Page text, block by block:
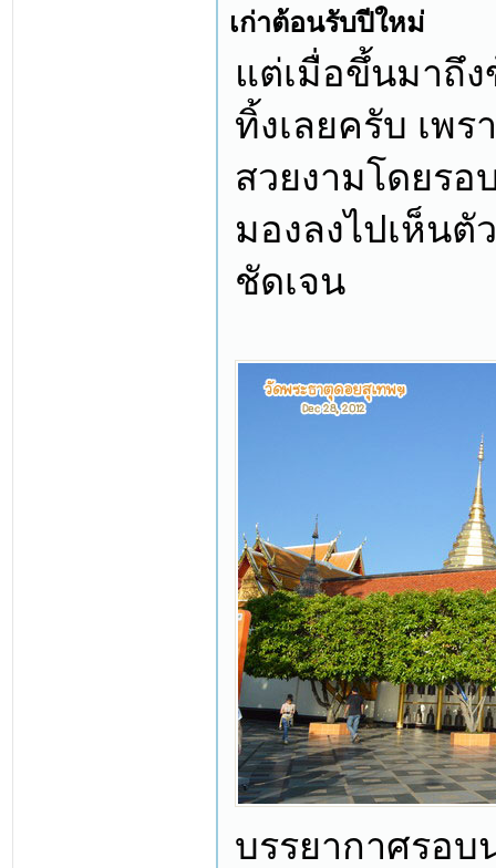
เก่าต้อนรับปีใหม่
แต่เมื่อขึ้นมาถึ
ทิ้งเลยครับ เพ
สวยงามโดยร
มองลงไปเห็นตั
ชัดเจน
บรรยากาศรอบ